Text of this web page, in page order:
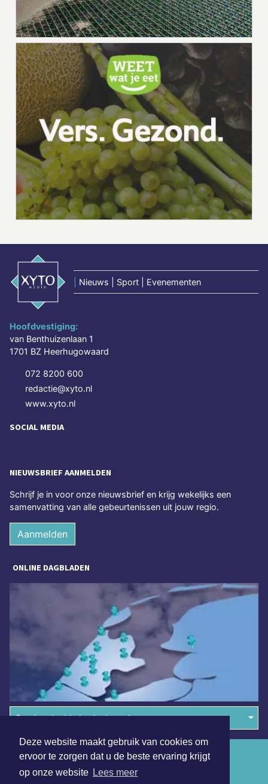
Deze website maakt gebruik van cookies om
ervoor te zorgen dat u de beste ervaring krijgt
op onze website Lees meer
Nieuws | Sport | Evenementen
Hoofdvestiging:
van Benthuizenlaan 1
1701 BZ Heerhugowaard
072 8200 600
redactie@xyto.nl
www.xyto.nl
SOCIAL MEDIA
NIEUWSBRIEF AANMELDEN
Schrijf je in voor onze nieuwsbrief en krijg wekelijks een
samenvatting van alle gebeurtenissen uit jouw regio.
Aanmelden
ONLINE DAGBLADEN
Overige dagbladen in de regio
Algemene voorwaarden
Disclaimer